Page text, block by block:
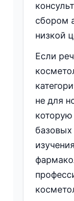
сбором
низкой
Если
не для